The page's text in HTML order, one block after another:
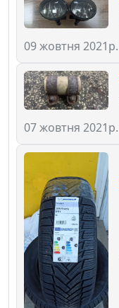
09 жовтня 2021р.
07 жовтня 2021р.